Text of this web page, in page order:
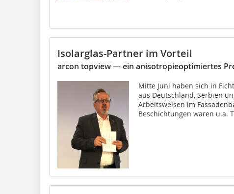
Isolarglas-Partner im Vorteil
arcon topview — ein anisotropieoptimiertes
Mitte Juni haben sich in
aus Deutschland, Serbien
Arbeitsweisen im
Beschichtungen waren u.a.